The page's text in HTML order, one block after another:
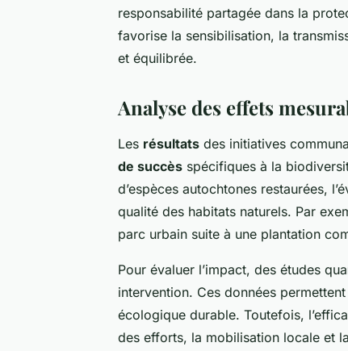
responsabilité partagée dans la
favorise la sensibilisation, la
et équilibrée.
Analyse des effets
Les résultats des initiatives
de succès spécifiques à la
d’espèces autochtones restaurées,
qualité des habitats naturels. Par
parc urbain suite à une plantation
Pour évaluer l’impact, des études
intervention. Ces données
écologique durable. Toutefois,
des efforts, la mobilisation locale et